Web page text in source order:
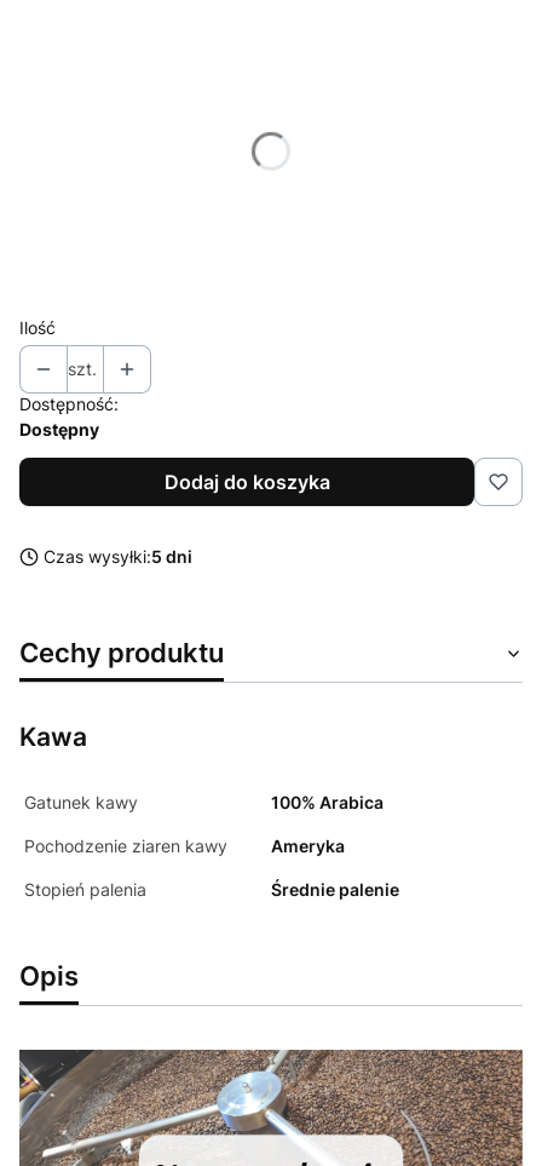
Ilość
szt.
Dostępność:
Dostępny
Dodaj do koszyka
Czas wysyłki:5 dni
Cechy produktu
Kawa
Gatunek kawy 100% Arabica
Pochodzenie ziaren kawy Ameryka
Stopień palenia Średnie palenie
Opis